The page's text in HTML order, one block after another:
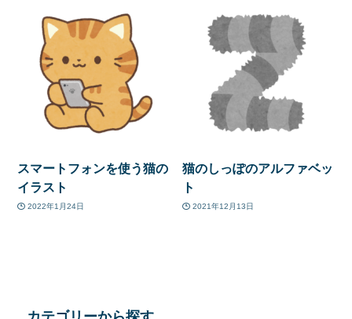
スマートフォンを使う猫の
イラスト
2022年1月24日
猫のしっぽのアルファベッ
ト
2021年12月13日